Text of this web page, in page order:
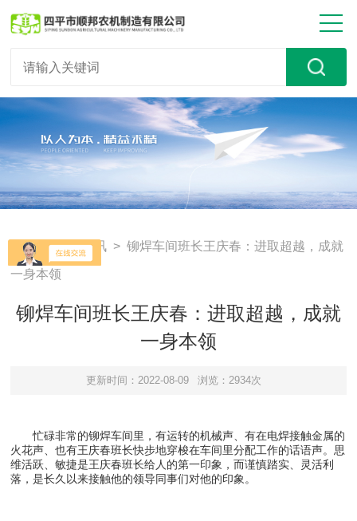
首页 >新闻资讯 > 铆焊车间班长王庆春：进取超越，成就
一身本领
铆焊车间班长王庆春：进取超越，成就
一身本领
更新时间：2022-08-09 浏览：2934次
忙碌非常的铆焊车间里，有运转的机械声、有在电焊接触金属的
火花声、也有王庆春班长快步地穿梭在车间里分配工作的话语声。思
维活跃、敏捷是王庆春班长给人的第一印象，而谨慎踏实、灵活利
落，是长久以来接触他的领导同事们对他的印象。